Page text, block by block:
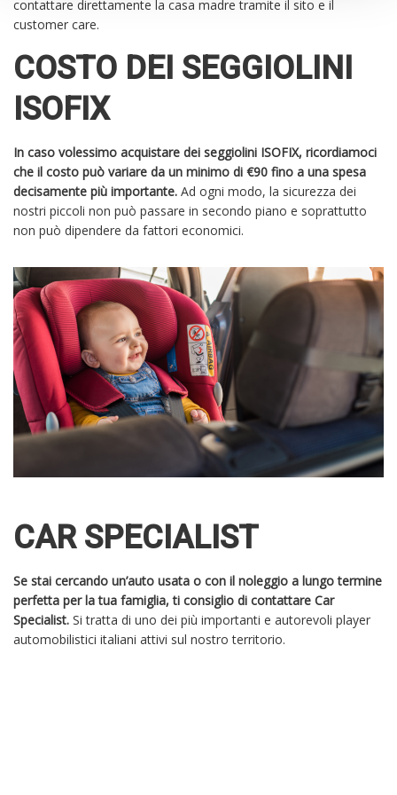
contattare direttamente la casa madre tramite il sito e il
customer care.
COSTO DEI SEGGIOLINI
ISOFIX
In caso volessimo acquistare dei seggiolini ISOFIX, ricordiamoci
che il costo può variare da un minimo di €90 fino a una spesa
decisamente più importante. Ad ogni modo, la sicurezza dei
nostri piccoli non può passare in secondo piano e soprattutto
non può dipendere da fattori economici.
CAR SPECIALIST
Se stai cercando un’auto usata o con il noleggio a lungo termine
perfetta per la tua famiglia, ti consiglio di contattare Car
Specialist. Si tratta di uno dei più importanti e autorevoli player
automobilistici italiani attivi sul nostro territorio.